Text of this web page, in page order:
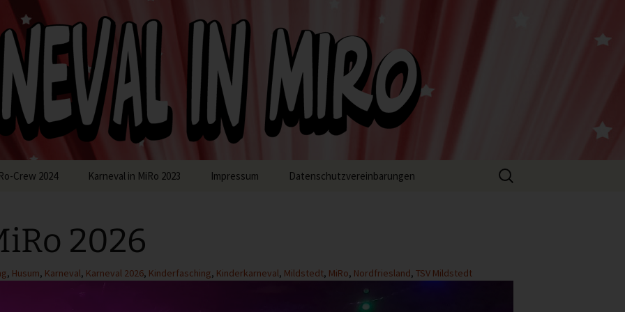
MiRo
Crew 2024 Karneval in MiRo 2023 Impressum Datenschutzvereinbarungen
Suchen
nach:
2026
, Husum, Karneval, Karneval 2026, Kinderfasching, Kinderkarneval, Mildstedt, MiRo, Nordfriesland, TSV Mildstedt